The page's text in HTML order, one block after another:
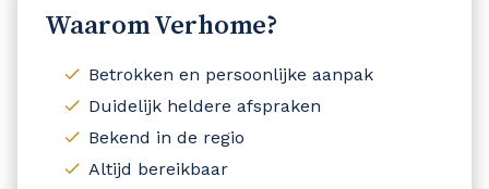
Waarom Verhome?
Betrokken en persoonlijke aanpak
Duidelijk heldere afspraken
Bekend in de regio
Altijd bereikbaar